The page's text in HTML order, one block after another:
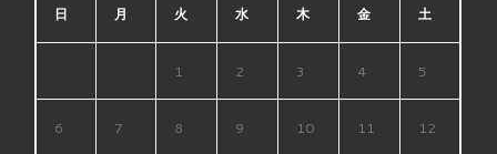
日 月 火 水 木 金 土
1 2 3 4 5
6 7 8 9 10 11 12